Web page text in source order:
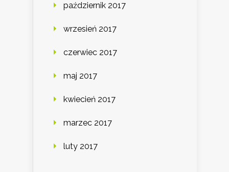
październik 2017
wrzesień 2017
czerwiec 2017
maj 2017
kwiecień 2017
marzec 2017
luty 2017